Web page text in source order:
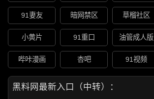
91妻友 暗网禁区 草榴社区
小黄片 91重口 油管成人版
哔咔漫画 杏吧 91视频
黑料网最新入口（中转）：